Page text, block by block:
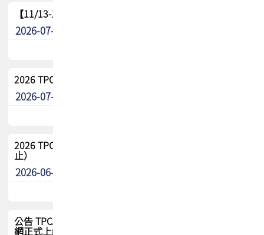
【11/13-15】2026 TPCA 百岳登頂_南橫三星
2026-07-22
2026 TPCA中南區會員問卷暨7/31交流餐敘報名
2026-07-08
2026 TPCA健康盃保齡球聯誼賽 熱烈報名中（8/3報名截
止）
2026-06-29
公告 TPCA 台灣電路板協會官網將迎來新面貌，7/1 新官
網正式上線！